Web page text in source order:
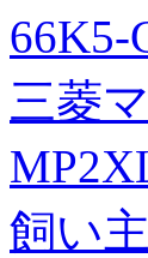
66K5-
三菱
飼い